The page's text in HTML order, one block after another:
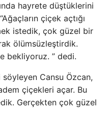
hayrete düştüklerini
çiçek açtığı
istedik, çok güzel bir
ölümsüzleştirdik.
bekliyoruz. ” dedi.
Cansu Özcan,
çiçekleri açar. Bu
Gerçekten çok güzel